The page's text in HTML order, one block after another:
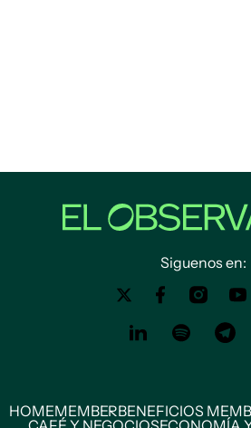
Siguenos en:
HOMEMEMBERBENEFICIOS